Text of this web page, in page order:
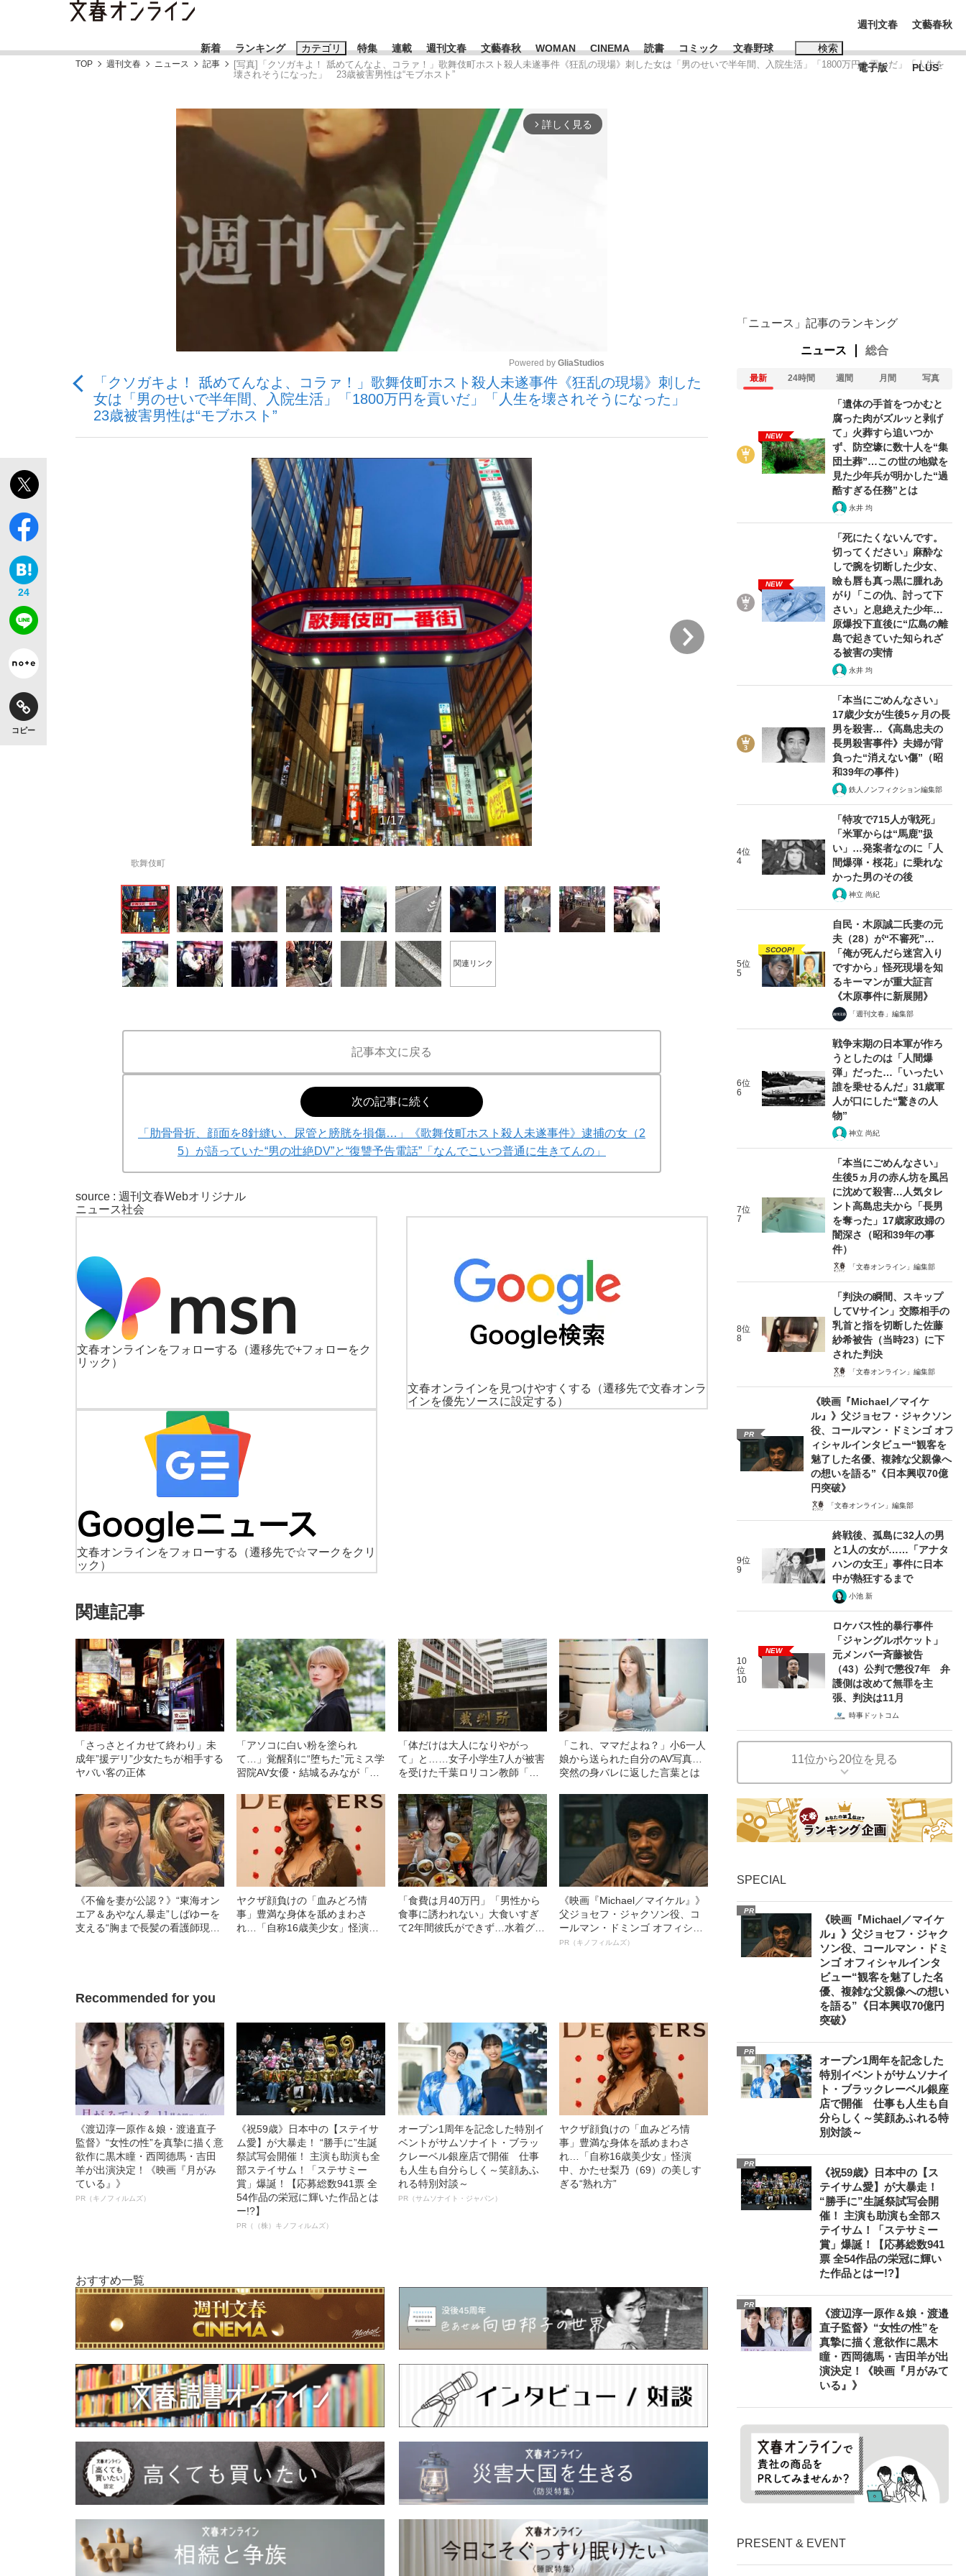
新着 ランキング カテゴリ
「90%は失敗する。でも…」本田圭佑が初めて明かした日本代表監督に...
「クマが悪者扱いされているのが悲しい」『北の国から』倉本聰氏（91...
「目標達成できなかったからと言って…」サッカー日本代表・森保一監督...
もっと見る
特集
終戦から81年
いまさら聞けない資産運用のすべて
もっと見る
連載 週刊文春 文藝春秋 WOMAN CINEMA 読書 コミック 文春野球 検索
おすすめのキーワードタグ一覧
#藤田晋 #高市早苗 #後藤真希
#亀和田武
週刊文春
電子版
文藝春秋
PLUS
TOP 週刊文春 ニュース 記事
[写真]「クソガキよ！ 舐めてんなよ、コラァ！」歌舞伎町ホスト殺人未遂事件《狂乱の現場》刺した女は「男のせいで半年間、入院生活」「1800万円を貢いだ」「人生を
壊されそうになった」 23歳被害男性は“モブホスト”
arrow_forward_ios 詳しく見る
Mute
Powered by GliaStudios
「クソガキよ！ 舐めてんなよ、コラァ！」歌舞伎町ホスト殺人未遂事件《狂乱の現場》刺した
女は「男のせいで半年間、入院生活」「1800万円を貢いだ」「人生を壊されそうになった」
23歳被害男性は“モブホスト”
24
コピー
1/17
歌舞伎町
関連リンク
記事本文に戻る
次の記事に続く
「肋骨骨折、顔面を8針縫い、尿管と膀胱を損傷…」《歌舞伎町ホスト殺人未遂事件》逮捕の女（2
5）が語っていた“男の壮絶DV”と“復讐予告電話”「なんでこいつ普通に生きてんの」
source : 週刊文春Webオリジナル
ニュース社会
文春オンラインをフォローする
（遷移先で+フォローをク
リック）
文春オンラインを見つけやすくする
（遷移先で文春オンラ
インを優先ソースに設定する）
文春オンラインをフォローする
（遷移先で☆マークをクリ
ック）
関連記事
「さっさとイカせて終わり」未
成年”援デリ”少女たちが相手する
ヤバい客の正体
「アソコに白い粉を塗られ
て…」覚醒剤に“堕ちた”元ミス学
習院AV女優・結城るみなが「逮
た」と語るワケ《お嬢様時代の
「体だけは大人になりやがっ
て」と……女子小学生7人が被害
を受けた千葉ロリコン教師「鬼
「これ、ママだよね？」小6一人
娘から送られた自分のAV写真…
突然の身バレに返した言葉とは
《不倫を妻が公認？》“東海オン
エア＆あやなん暴走”しばゆーを
支える“胸まで長髪の看護師現地
ヤクザ顔負けの「血みどろ情
事」豊満な身体を舐めまわさ
れ…「自称16歳美少女」怪演
「食費は月40万円」「男性から
食事に誘われない」大食いすぎ
て2年間彼氏ができず…水着グラ
《映画『Michael／マイケル』》
父ジョセフ・ジャクソン役、コ
ールマン・ドミンゴ オフィシャ
ルインタビュー“観客を魅了した
PR（キノフィルムズ）
Recommended for you
《渡辺淳一原作＆娘・渡邉直子
監督》“女性の性”を真摯に描く意
欲作に黒木瞳・西岡德馬・吉田
羊が出演決定！《映画『月がみ
ている』》
PR（キノフィルムズ）
《祝59歳》日本中の【ステイサ
ム愛】が大暴走！ “勝手に”生誕
祭試写会開催！ 主演も助演も全
部ステイサム！「ステサミー
賞」爆誕！【応募総数941票 全
54作品の栄冠に輝いた作品とは
ー!?】
PR（（株）キノフィルムズ）
オープン1周年を記念した特別イ
ベントがサムソナイト・ブラッ
クレーベル銀座店で開催 仕事
も人生も自分らしく～笑顔あふ
れる特別対談～
PR（サムソナイト・ジャパン）
ヤクザ顔負けの「血みどろ情
事」豊満な身体を舐めまわさ
れ…「自称16歳美少女」怪演
中、かたせ梨乃（69）の美しす
ぎる“熟れ方”
おすすめ一覧
「ニュース」記事のランキング
ニュース 総合
最新 24時間 週間 月間 写真
NEW
「遺体の手首をつかむと
腐った肉がズルッと剥げ
て」火葬すら追いつか
ず、防空壕に数十人を“集
団土葬”…この世の地獄を
見た少年兵が明かした“過
酷すぎる任務”とは
永井 均
NEW
「死にたくないんです。
切ってください」麻酔な
しで腕を切断した少女、
瞼も唇も真っ黒に腫れあ
がり「この仇、討って下
さい」と息絶えた少年…
原爆投下直後に“広島の離
島で起きていた知られざ
る被害の実情
永井 均
「本当にごめんなさい」
17歳少女が生後5ヶ月の長
男を殺害…《高島忠夫の
長男殺害事件》夫婦が背
負った“消えない傷”（昭
和39年の事件）
鉄人ノンフィクション編集部
4位
4
「特攻で715人が戦死」
「米軍からは“馬鹿”扱
い」…発案者なのに「人
間爆弾・桜花」に乗れな
かった男のその後
神立 尚紀
5位
5
SCOOP!
自民・木原誠二氏妻の元
夫（28）が“不審死”…
「俺が死んだら迷宮入り
ですから」怪死現場を知
るキーマンが重大証言
《木原事件に新展開》
「週刊文春」編集部
6位
6
戦争末期の日本軍が作ろ
うとしたのは「人間爆
弾」だった…「いったい
誰を乗せるんだ」31歳軍
人が口にした“驚きの人
物”
神立 尚紀
7位
7
「本当にごめんなさい」
生後5ヵ月の赤ん坊を風呂
に沈めて殺害…人気タレ
ント高島忠夫から「長男
を奪った」17歳家政婦の
闇深さ（昭和39年の事
件）
「文春オンライン」編集部
8位
8
「判決の瞬間、スキップ
してVサイン」交際相手の
乳首と指を切断した佐藤
紗希被告（当時23）に下
された判決
「文春オンライン」編集部
PR
《映画『Michael／マイケ
ル』》父ジョセフ・ジャクソン
役、コールマン・ドミンゴ オフ
ィシャルインタビュー“観客を
魅了した名優、複雑な父親像へ
の想いを語る”《日本興収70億
円突破》
「文春オンライン」編集部
9位
9
終戦後、孤島に32人の男
と1人の女が……「アナタ
ハンの女王」事件に日本
中が熱狂するまで
小池 新
10
位
10
NEW
ロケバス性的暴行事件
「ジャングルポケット」
元メンバー斉藤被告
（43）公判で懲役7年 弁
護側は改めて無罪を主
張、判決は11月
時事ドットコム
11位から20位を見る
SPECIAL
PR
《映画『Michael／マイケ
ル』》父ジョセフ・ジャク
ソン役、コールマン・ドミ
ンゴ オフィシャルインタ
ビュー“観客を魅了した名
優、複雑な父親像への想い
を語る”《日本興収70億円
突破》
PR
オープン1周年を記念した
特別イベントがサムソナイ
ト・ブラックレーベル銀座
店で開催 仕事も人生も自
分らしく～笑顔あふれる特
別対談～
PR
《祝59歳》日本中の【ス
テイサム愛】が大暴走！
“勝手に”生誕祭試写会開
催！ 主演も助演も全部ス
テイサム！「ステサミー
賞」爆誕！【応募総数941
票 全54作品の栄冠に輝い
た作品とはー!?】
PR
《渡辺淳一原作＆娘・渡邉
直子監督》“女性の性”を
真摯に描く意欲作に黒木
瞳・西岡德馬・吉田羊が出
演決定！《映画『月がみて
いる』》
PRESENT & EVENT